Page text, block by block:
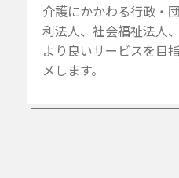
介護にかかわる行政・
利法人、社会福祉法人
より良いサービスを目
メします。